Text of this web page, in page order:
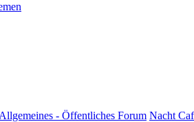
- Öffentliches Forum Nacht